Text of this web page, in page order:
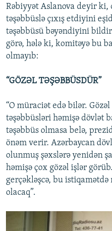
Rəbiyyət Aslanova deyir ki,
təşəbbüslə çıxış etdiyini
təşəbbüsü bəyəndiyini
görə, hələ ki, komitəyə bu
olmayıb:
“GÖZƏL TƏŞƏBBÜSDÜR”
“O müraciət edə bilər.
təşəbbüsləri həmişə dövlət
təşəbbüs olmasa belə,
önəm verir. Azərbaycan
olunmuş şəxslərə yenidən
həmişə çox gözəl işlər
gerçəkləşcə, bu
olacaq”.